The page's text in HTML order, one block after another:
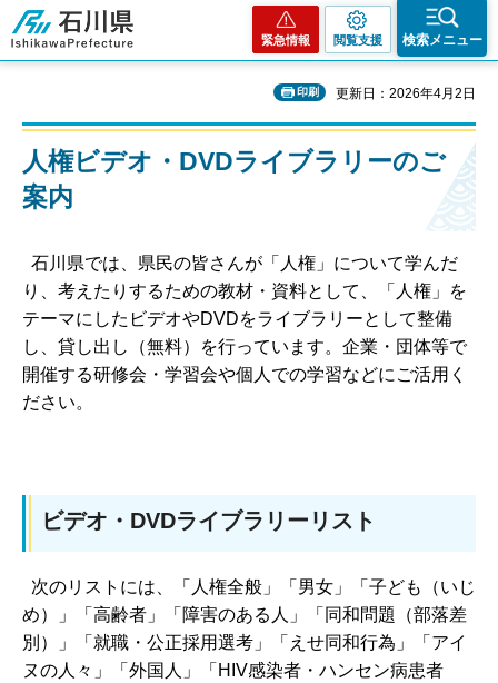
石川県
緊急情報 閲覧支援 検索メニュー
印刷 更新日：2026年4月2日
人権ビデオ・DVDライブラリーのご
案内
石川県では、県民の皆さんが「人権」について学んだ
り、考えたりするための教材・資料として、「人権」を
テーマにしたビデオやDVDをライブラリーとして整備
し、貸し出し（無料）を行っています。企業・団体等で
開催する研修会・学習会や個人での学習などにご活用く
ださい。
ビデオ・DVDライブラリーリスト
次のリストには、「人権全般」「男女」「子ども（いじ
め）」「高齢者」「障害のある人」「同和問題（部落差
別）」「就職・公正採用選考」「えせ同和行為」「アイ
ヌの人々」「外国人」「HIV感染者・ハンセン病患者